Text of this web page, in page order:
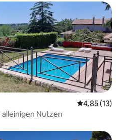
4,85 (13)
alleinigen Nutzen